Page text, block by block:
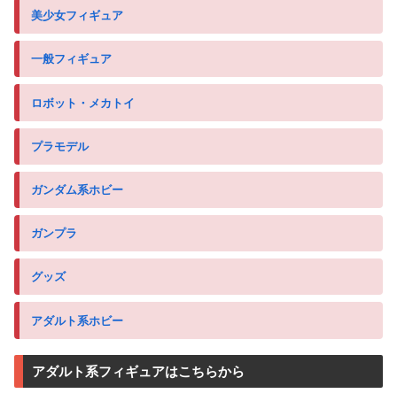
美少女フィギュア
一般フィギュア
ロボット・メカトイ
プラモデル
ガンダム系ホビー
ガンプラ
グッズ
アダルト系ホビー
アダルト系フィギュアはこちらから